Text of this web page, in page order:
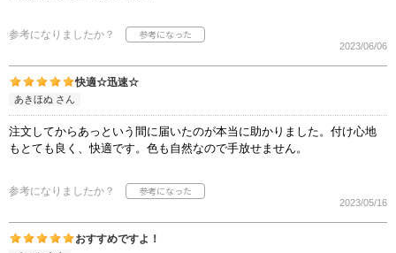
参考になりましたか？
2023/06/06
快適☆迅速☆
あきほぬ さん
注文してからあっという間に届いたのが本当に助かりました。付け心地
もとても良く、快適です。色も自然なので手放せません。
参考になりましたか？
2023/05/16
おすすめですよ！